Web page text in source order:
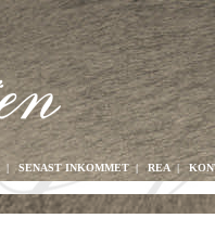
| SENAST INKOMMET|REA|